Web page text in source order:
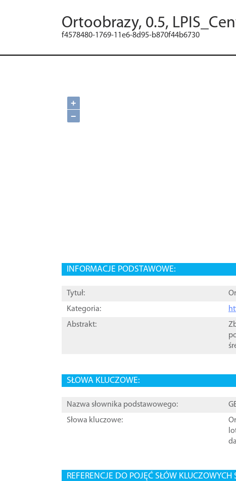
Ortoobrazy, 0.5,
f4578480-1769-11e6-8d95-b870f44b6730
+
−
INFORMACJE PODSTAWOWE:
Tytuł:
Kategoria:
Abstrakt:
SŁOWA KLUCZOWE:
Nazwa słownika podstawowego:
Słowa kluczowe:
REFERENCJE DO POJĘĆ SŁÓW